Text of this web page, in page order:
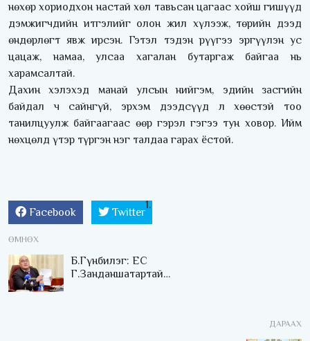
нөхөр хориодхон настай хөл тавьсан цагаас хойш гишүүд
дэмжигчдийн итгэлийг олон жил хүлээж, төрийн дээд
өндөрлөгт явж ирсэн. Гэтэл тэдэн рүүгээ эргүүлэн ус
цацаж, намаа, улсаа хагалан бутаргаж байгаа нь
харамсалтай.
Дахин хэлэхэд манай улсын нийгэм, эдийн засгийн
байдал ч сайнгүй, эрхэм дээдсүүд л хөөстэй тоо
танилцуулж байгаагаас өөр гэрэл гэгээ тун ховор. Ийм
нөхцөлд үтэр түргэн нэг талдаа гарах ёстой.
Facebook Twitter
ӨМНӨХ
Б.Гүнбилэг: ЕС
Г.Занданшатартай
ДАРААХ